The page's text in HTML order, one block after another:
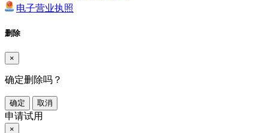
电子营业执照
删除
×
确定删除吗？
确定 取消
申请试用
×